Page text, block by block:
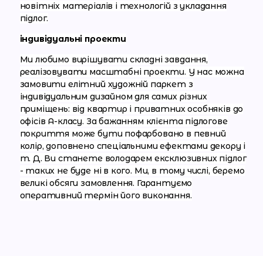
новітніх матеріалів і технологій з укладання
підлог.
індивідуальні проекти
Ми любимо вирішувати складні завдання,
реалізовувати масштабні проекти. У нас можна
замовити елітний художній паркет з
індивідуальним дизайном для самих різних
приміщень: від квартир і приватних особняків до
офісів А-класу. За бажанням клієнта підлогове
покриття може бути пофарбовано в певний
колір, доповнено спеціальними ефектами декору і
т. Д. Ви станете володарем ексклюзивних підлог
- таких не буде ні в кого. Ми, в тому числі, беремо
великі обсяги замовлення. Гарантуємо
оперативний термін його виконання.